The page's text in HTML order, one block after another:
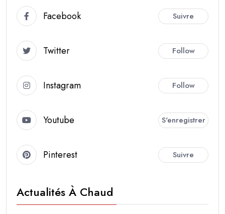
Facebook Suivre
Twitter Follow
Instagram Follow
Youtube S'enregistrer
Pinterest Suivre
Actualités À Chaud